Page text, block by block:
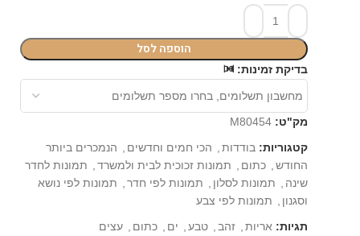
הוספה לסל
בדיקת זמינות: ⏳
מק"ט: M80454
קטגוריות: בודדות, הכי חמים וחדשים , הנמכרים ביותר
החודש, כתום , תמונות זכוכית לבית ולמשרד, תמונות לחדר
שינה , תמונות לסלון , תמונות לפי חדר, תמונות לפי נושא
וסגנון , תמונות לפי צבע
תגיות: אריות, זהב, טבע, ים , כתום , עצים